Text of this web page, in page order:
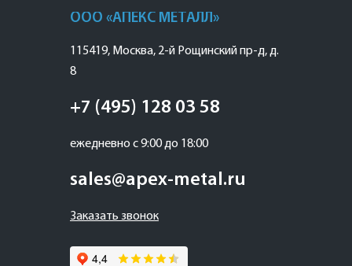
ООО «АПЕКС МЕТАЛЛ»
115419, Москва, 2-й Рощинский пр-д, д.
8
+7 (495) 128 03 58
ежедневно с 9:00 до 18:00
sales@apex-metal.ru
Заказать звонок